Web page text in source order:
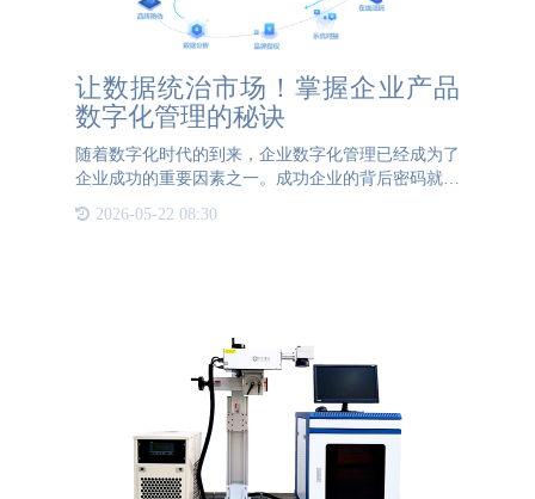
让数据统治市场！掌握企业产品
数字化管理的秘诀
随着数字化时代的到来，企业数字化管理已经成为了
企业成功的重要因素之一。成功企业的背后密码就是
全生命周期的管理和控制，提高产品质量和效率，增
2026-05-22 08:30